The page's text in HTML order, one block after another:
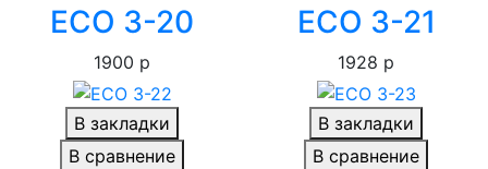
ECO 3-20
1900 р
ECO 3-21
1928 р
В закладки
В сравнение
В закладки
В сравнение